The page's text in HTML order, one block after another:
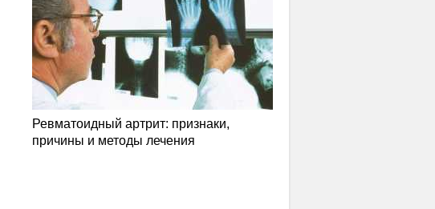
Ревматоидный артрит: признаки,
причины и методы лечения